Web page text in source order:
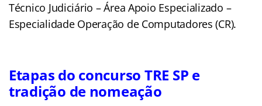
Técnico Judiciário – Área Apoio Especializado –
Especialidade Operação de Computadores (CR).
Etapas do concurso TRE SP e
tradição de nomeação